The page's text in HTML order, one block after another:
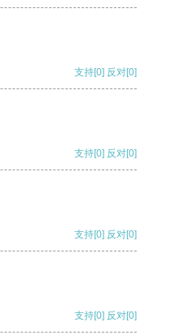
支持[0] 反对[0]
支持[0] 反对[0]
支持[0] 反对[0]
支持[0] 反对[0]